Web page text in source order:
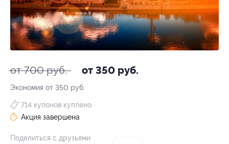
от 700 руб. от 350 руб.
Экономия от 350 руб.
714 купонов куплено
Акция завершена
Поделиться с друзьями